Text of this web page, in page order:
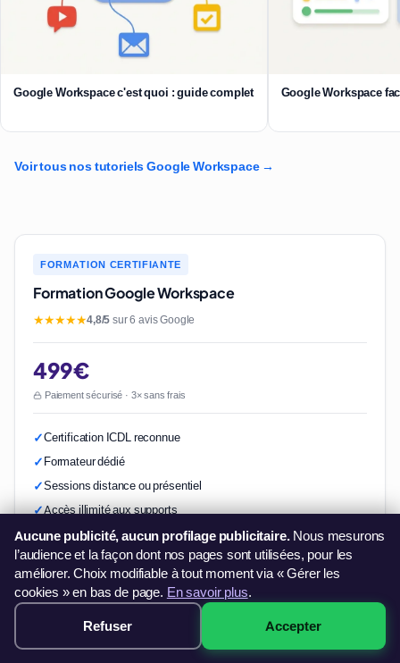
Google Workspace c'est quoi : guide complet Google Workspace
Voir tous nos tutoriels Google Workspace →
FORMATION CERTIFIANTE
Formation Google Workspace
★★★★★4,8/5sur 6 avis Google
499€
Paiement sécurisé · 3× sans frais
Certification ICDL reconnue
Formateur dédié
Sessions distance ou présentiel
Accès illimité aux supports
Formation Google Workspace avec formateur dédié
→
Formation Google Workspace
dès 499€ Réserver →
Aucune publicité, aucun profilage publicitaire.Nous mesurons
l’audience et la façon dont nos pages sont utilisées, pour les
améliorer. Choix modifiable à tout moment via « Gérer les
cookies » en bas de page. En savoir plus.
Refuser Accepter